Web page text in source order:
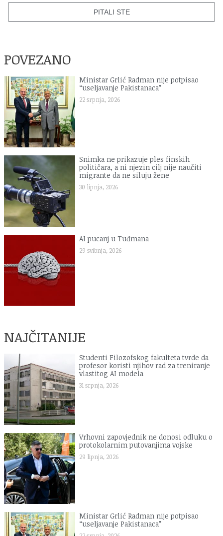
PITALI STE
POVEZANO
Ministar Grlić Radman nije potpisao
“useljavanje Pakistanaca”
22 srpnja, 2026
Snimka ne prikazuje ples finskih
političara, a ni njezin cilj nije naučiti
migrante da ne siluju žene
30 lipnja, 2026
AI pucanj u Tuđmana
29 svibnja, 2026
NAJČITANIJE
Studenti Filozofskog fakulteta tvrde da
profesor koristi njihov rad za treniranje
vlastitog AI modela
31 srpnja, 2026
Vrhovni zapovjednik ne donosi odluku o
protokolarnim putovanjima vojske
29 lipnja, 2026
Ministar Grlić Radman nije potpisao
“useljavanje Pakistanaca”